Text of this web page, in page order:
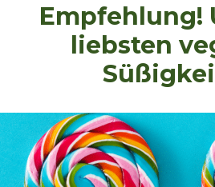
Empfehlung!
liebsten